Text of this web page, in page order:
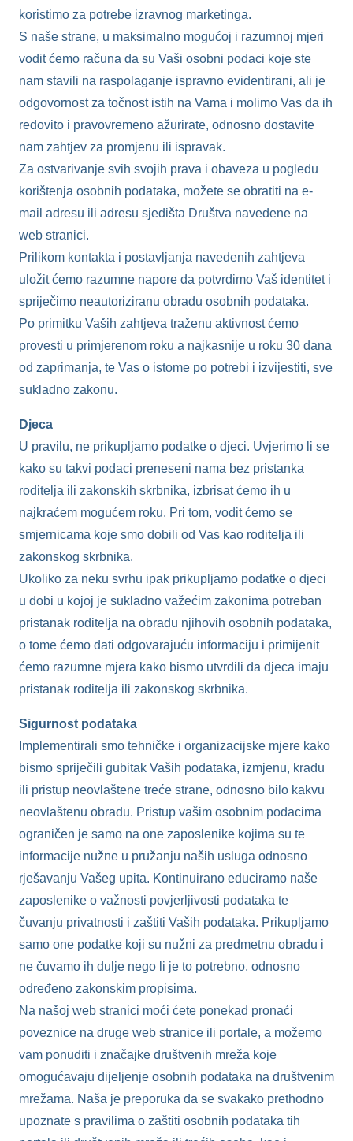
koristimo za potrebe izravnog marketinga.
S naše strane, u maksimalno mogućoj i razumnoj mjeri
vodit ćemo računa da su Vaši osobni podaci koje ste
nam stavili na raspolaganje ispravno evidentirani, ali je
odgovornost za točnost istih na Vama i molimo Vas da ih
redovito i pravovremeno ažurirate, odnosno dostavite
nam zahtjev za promjenu ili ispravak.
Za ostvarivanje svih svojih prava i obaveza u pogledu
korištenja osobnih podataka, možete se obratiti na e-
mail adresu ili adresu sjedišta Društva navedene na
web stranici.
Prilikom kontakta i postavljanja navedenih zahtjeva
uložit ćemo razumne napore da potvrdimo Vaš identitet i
spriječimo neautoriziranu obradu osobnih podataka.
Po primitku Vaših zahtjeva traženu aktivnost ćemo
provesti u primjerenom roku a najkasnije u roku 30 dana
od zaprimanja, te Vas o istome po potrebi i izvijestiti, sve
sukladno zakonu.
Djeca
U pravilu, ne prikupljamo podatke o djeci. Uvjerimo li se
kako su takvi podaci preneseni nama bez pristanka
roditelja ili zakonskih skrbnika, izbrisat ćemo ih u
najkraćem mogućem roku. Pri tom, vodit ćemo se
smjernicama koje smo dobili od Vas kao roditelja ili
zakonskog skrbnika.
Ukoliko za neku svrhu ipak prikupljamo podatke o djeci
u dobi u kojoj je sukladno važećim zakonima potreban
pristanak roditelja na obradu njihovih osobnih podataka,
o tome ćemo dati odgovarajuću informaciju i primijenit
ćemo razumne mjera kako bismo utvrdili da djeca imaju
pristanak roditelja ili zakonskog skrbnika.
Sigurnost podataka
Implementirali smo tehničke i organizacijske mjere kako
bismo spriječili gubitak Vaših podataka, izmjenu, krađu
ili pristup neovlaštene treće strane, odnosno bilo kakvu
neovlaštenu obradu. Pristup vašim osobnim podacima
ograničen je samo na one zaposlenike kojima su te
informacije nužne u pružanju naših usluga odnosno
rješavanju Vašeg upita. Kontinuirano educiramo naše
zaposlenike o važnosti povjerljivosti podataka te
čuvanju privatnosti i zaštiti Vaših podataka. Prikupljamo
samo one podatke koji su nužni za predmetnu obradu i
ne čuvamo ih dulje nego li je to potrebno, odnosno
određeno zakonskim propisima.
Na našoj web stranici moći ćete ponekad pronaći
poveznice na druge web stranice ili portale, a možemo
vam ponuditi i značajke društvenih mreža koje
omogućavaju dijeljenje osobnih podataka na društvenim
mrežama. Naša je preporuka da se svakako prethodno
upoznate s pravilima o zaštiti osobnih podataka tih